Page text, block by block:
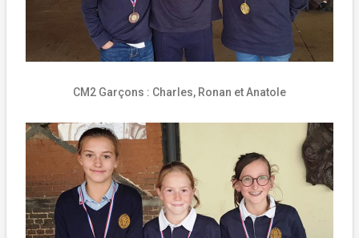
CM2 Garçons : Charles, Ronan et Anatole